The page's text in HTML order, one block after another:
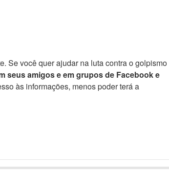
Se você quer ajudar na luta contra o golpismo
seus amigos e em grupos de Facebook e
às informações, menos poder terá a